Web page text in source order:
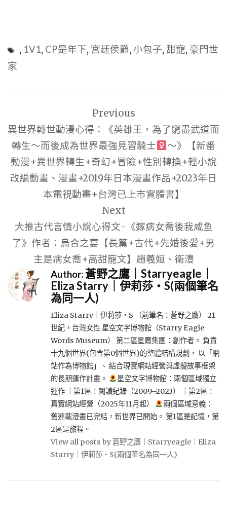
, 1V1, CP是年下, 宮廷侯爵, 小包子, 甜寵, 豪門世
家
導
覽
Previous
異世界轉世動漫心得：《英雄王，為了窮盡武道而
轉生～而後成為世界最強見習騎士
～》【新番
動漫+異世界轉生+奇幻+冒險+性別轉換+輕小說
改編動畫、漫畫+2019年日本漫畫作品+2023年日
本電視動畫+台灣已上市實體書】
Next
大推古代言情小說心得文-《嫁病女喬後我咸鱼
了》作者：烏合之宴【長篇+古代+先婚後愛+男
主是病女喬+高甜寵文】趙羲姮、衛澧
Author:蒼野之鷹｜Starryeagle｜
Eliza Starry｜伊莉莎・S(兩個筆名
為同一人)
Eliza Starry｜伊莉莎・S （前筆名：蒼野之鷹） 21
世紀，台灣女性 星空文字博物館（Starry Eagle
Words Museum） 第二區星鷹集團：創作者。 負責
十九個世界(包含第0個世界)的整體結構規劃， 以「網
站作為博物館」、 結合現實網站經營與虛擬故事框架
的長期運作計畫。
星空文字博物館：兩個區域獨立
運作 ｜第1區：閱讀紀錄（2009–2023） ｜第2區：
真實網站經營（2025年11月起）
兩個區域意義：
舊連載漫畫已完結，新世界已開始。 第1區是記憶，第
2區是旅程。
View all posts by 蒼野之鷹｜Starryeagle｜Eliza
Starry｜伊莉莎・S(兩個筆名為同一人)